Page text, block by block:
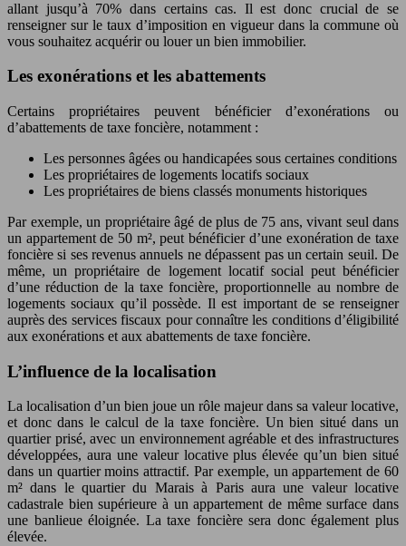
allant jusqu’à 70% dans certains cas. Il est donc crucial de se
renseigner sur le taux d’imposition en vigueur dans la commune où
vous souhaitez acquérir ou louer un bien immobilier.
Les exonérations et les abattements
Certains propriétaires peuvent bénéficier d’exonérations ou
d’abattements de taxe foncière, notamment :
Les personnes âgées ou handicapées sous certaines conditions
Les propriétaires de logements locatifs sociaux
Les propriétaires de biens classés monuments historiques
Par exemple, un propriétaire âgé de plus de 75 ans, vivant seul dans
un appartement de 50 m², peut bénéficier d’une exonération de taxe
foncière si ses revenus annuels ne dépassent pas un certain seuil. De
même, un propriétaire de logement locatif social peut bénéficier
d’une réduction de la taxe foncière, proportionnelle au nombre de
logements sociaux qu’il possède. Il est important de se renseigner
auprès des services fiscaux pour connaître les conditions d’éligibilité
aux exonérations et aux abattements de taxe foncière.
L’influence de la localisation
La localisation d’un bien joue un rôle majeur dans sa valeur locative,
et donc dans le calcul de la taxe foncière. Un bien situé dans un
quartier prisé, avec un environnement agréable et des infrastructures
développées, aura une valeur locative plus élevée qu’un bien situé
dans un quartier moins attractif. Par exemple, un appartement de 60
m² dans le quartier du Marais à Paris aura une valeur locative
cadastrale bien supérieure à un appartement de même surface dans
une banlieue éloignée. La taxe foncière sera donc également plus
élevée.